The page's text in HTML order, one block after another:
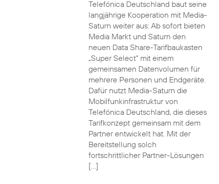
Telefónica Deutschland baut seine
langjährige Kooperation mit Media-
Saturn weiter aus: Ab sofort bieten
Media Markt und Saturn den
neuen Data Share-Tarifbaukasten
„Super Select“ mit einem
gemeinsamen Datenvolumen für
mehrere Personen und Endgeräte.
Dafür nutzt Media-Saturn die
Mobilfunkinfrastruktur von
Telefónica Deutschland, die dieses
Tarifkonzept gemeinsam mit dem
Partner entwickelt hat. Mit der
Bereitstellung solch
fortschrittlicher Partner-Lösungen
[…]